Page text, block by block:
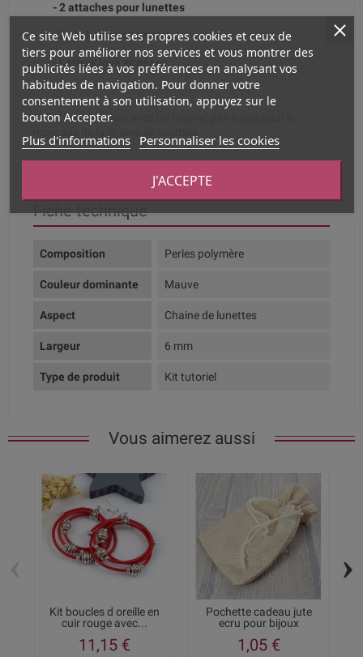
- 2 attaches pour lunettes
- 2 cache perles argent
- Lettres love et peace
Ce kit vous est livré avec un tutoriel pas à pas pour le
Fiche technique
Composition Perles polymère
Couleur dominante Mauve
Aspect Chaine de lunettes
Largeur 6 mm
Type de produit Kit tutoriel
Vous aimerez aussi
Kit boucles d oreille en
cuir rouge avec...
11,15 €
Pochette cadeau jute
ecru pour bijoux
1,05 €
›
Ce site Web utilise ses propres cookies et ceux de
tiers pour améliorer nos services et vous montrer des
publicités liées à vos préférences en analysant vos
habitudes de navigation. Pour donner votre
consentement à son utilisation, appuyez sur le
bouton Accepter.
Plus d'informations Personnaliser les cookies
J'ACCEPTE